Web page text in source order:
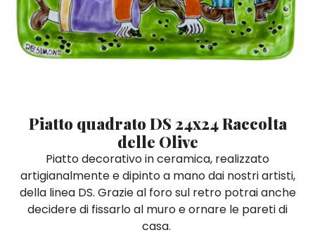
Piatto quadrato DS 24x24 Raccolta
delle Olive
Piatto decorativo in ceramica, realizzato
artigianalmente e dipinto a mano dai nostri artisti,
della linea DS. Grazie al foro sul retro potrai anche
decidere di fissarlo al muro e ornare le pareti di
casa.
Quadri e Pannelli per Pareti
Vasi
Scatole
Tegamini
Portatovaglioli
Sale e Pepe - Olio e Aceto
Set Sushi
Sottopentola & Sottobottiglia
Tazzine da Caffè con Piattino
Tegami e Zuppiere
De Simone per Giusina
Tozzetti
Vasi Mignon
Secchielli Portaghiaccio
Servizi di Piatti
Tazzine da Caffè con Piattino
Tovaglie
Tovagliette Americane & Sottopiatti
Secchielli Portaghiaccio
Servizi di Piatti
Tazzine da Caffè con Piattino
Tovaglie
Tovagliette Americane & Sottopiatti